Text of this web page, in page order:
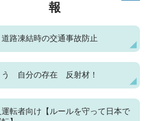
報
路凍結時の交通事故防止
う 自分の存在 反射材！
転者向け【ルールを守って日本で